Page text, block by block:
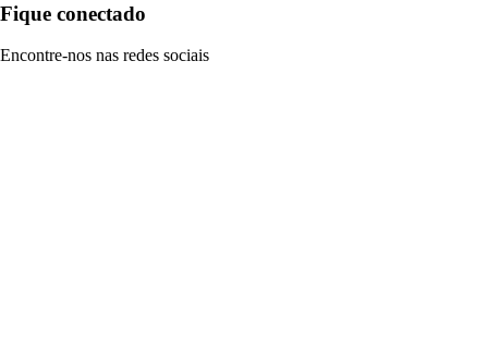
Fique conectado
Encontre-nos nas redes sociais